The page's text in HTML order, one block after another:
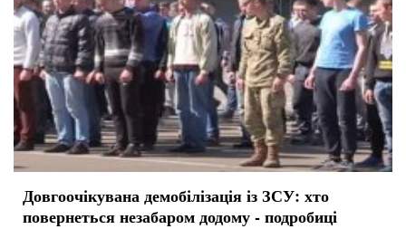
Довгоочікувана демобілізація із ЗСУ: хто
повернеться незабаром додому - подробиці